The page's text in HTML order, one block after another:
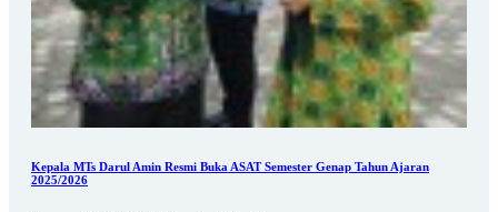
Kepala MTs Darul Amin Resmi Buka ASAT Semester Genap Tahun Ajaran
2025/2026